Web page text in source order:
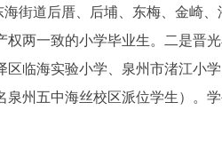
街道后厝、后埔、东梅、金崎
权两一致的小学毕业生。二是晋
区临海实验小学、泉州市渚江小
泉州五中海丝校区派位学生）。